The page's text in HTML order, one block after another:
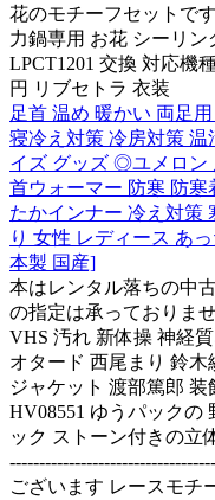
花のモチーフセットで
力鍋専用 お花 シーリ
LPCT1201 交換 対応機
円 リブセトラ 衣装
足首 温め 暖かい 両足
寝冷え対策 冷房対策 温
イズ グッズ ◎ユメロン
首ウォーマー 防寒 防寒
たかインナー 冷え対策
り 女性 レディース あ
本製 国産]
本はレンタル落ちの中
の指定は承っておりま
VHS 汚れ 新体操 神経
オタード 西尾まり 鈴
ジャケット 渡部篤郎
HV08551 ゆうパックの
ック ストーン付きの立
ございます レースモチ